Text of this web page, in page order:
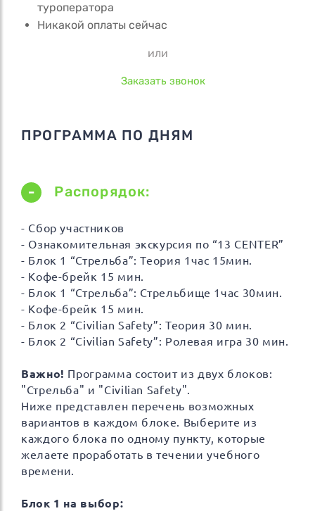
туроператора
Никакой оплаты сейчас
или
Заказать звонок
ПРОГРАММА ПО ДНЯМ
Распорядок:
- Сбор участников
- Ознакомительная экскурсия по “13 CENTER”
- Блок 1 “Стрельба”: Теория 1час 15мин.
- Кофе-брейк 15 мин.
- Блок 1 “Стрельба”: Стрельбище 1час 30мин.
- Кофе-брейк 15 мин.
- Блок 2 “Civilian Safety”: Теория 30 мин.
- Блок 2 “Civilian Safety”: Ролевая игра 30 мин.
Важно! Программа состоит из двух блоков:
"Стрельба" и "Civilian Safety".
Ниже представлен перечень возможных
вариантов в каждом блоке. Выберите из
каждого блока по одному пункту, которые
желаете проработать в течении учебного
времени.
Блок 1 на выбор: